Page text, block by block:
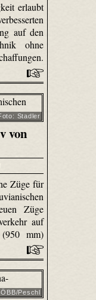
erlaubt
auf den
ohne
Stadler
von
Züge für
Züge
auf
(950 mm)
Peschl